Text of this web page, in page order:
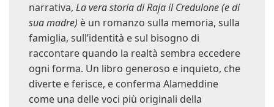
narrativa, La vera storia di Raja il Credulone (e di
sua madre) è un romanzo sulla memoria, sulla
famiglia, sull’identità e sul bisogno di
raccontare quando la realtà sembra eccedere
ogni forma. Un libro generoso e inquieto, che
diverte e ferisce, e conferma Alameddine
come una delle voci più originali della